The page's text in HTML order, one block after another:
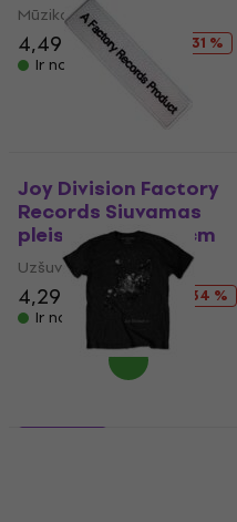
Mūzikas kulons
4,49 € 6,49 €
- 31 %
Ir noliktavā
Joy Division Factory
Records Siuvamas
pleistras 10 x 2,5 cm
Uzšuve/nozīmīte
4,29 € 6,49 €
- 34 %
Ir noliktavā